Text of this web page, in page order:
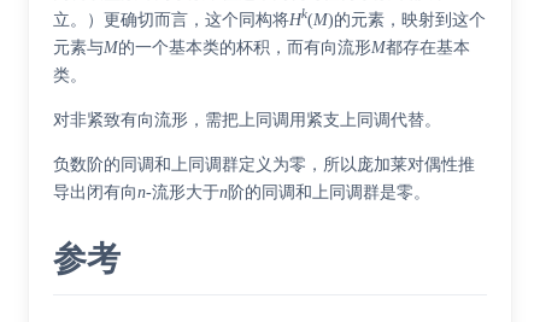
立。）更确切而言，这个同构将Hk(M)的元素，映射到这个
元素与M的一个基本类的杯积 ，而有向流形M都存在基本
类。
对非紧致有向流形，需把上同调用 紧支上同调代替。
负数阶的同调和上同调群定义为零，所以庞加莱对偶性推
导出闭有向n-流形大于n阶的同调和上同调群是零。
参考